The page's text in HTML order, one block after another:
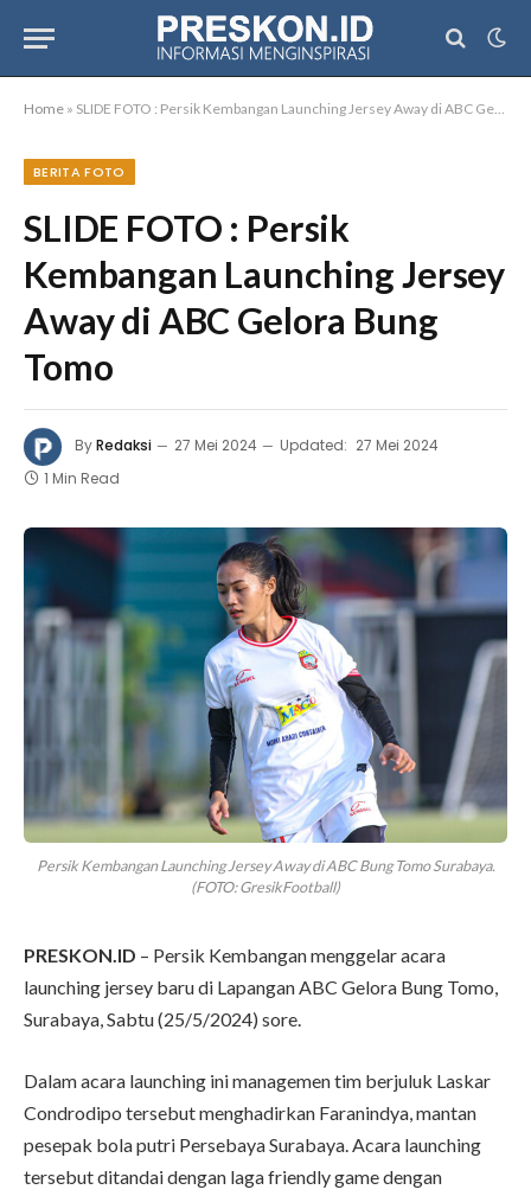
Home » SLIDE FOTO : Persik Kembangan Launching Jersey Away di ABC Gelora Bung Tomo
BERITA FOTO
SLIDE FOTO : Persik
Kembangan Launching Jersey
Away di ABC Gelora Bung
Tomo
ByRedaksi 27 Mei 2024 Updated: 27 Mei 2024
1 Min Read
Persik Kembangan Launching Jersey Away di ABC Bung Tomo Surabaya.
(FOTO: GresikFootball)
PRESKON.ID – Persik Kembangan menggelar acara
launching jersey baru di Lapangan ABC Gelora Bung Tomo,
Surabaya, Sabtu (25/5/2024) sore.
Dalam acara launching ini managemen tim berjuluk Laskar
Condrodipo tersebut menghadirkan Faranindya, mantan
pesepak bola putri Persebaya Surabaya. Acara launching
tersebut ditandai dengan laga friendly game dengan